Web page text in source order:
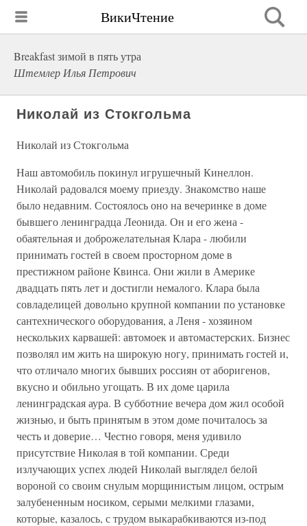
ВикиЧтение
Breakfast зимой в пять утра
Штемлер Илья Петрович
Николай из Стокгольма
Николай из Стокгольма
Наш автомобиль покинул игрушечный Кинеллон.
Николай радовался моему приезду. Знакомство наше
было недавним. Состоялось оно на вечеринке в доме
бывшего ленинградца Леонида. Он и его жена -
обаятельная и доброжелательная Клара - любили
принимать гостей в своем просторном доме в
престижном районе Квинса. Они жили в Америке
двадцать пять лет и достигли немалого. Клара была
совладелицей довольно крупной компании по установке
сантехнического оборудования, а Леня - хозяином
нескольких карвашей: автомоек и автомастерских. Бизнес
позволял им жить на широкую ногу, принимать гостей и,
что отличало многих бывших россиян от аборигенов,
вкусно и обильно угощать. В их доме царила
ленинградская аура. В субботние вечера дом жил особой
жизнью, и быть принятым в этом доме почиталось за
честь и доверие… Честно говоря, меня удивило
присутствие Николая в той компании. Среди
излучающих успех людей Николай выглядел белой
вороной со своим снулым морщинистым лицом, острым
залубененным носиком, серыми мелкими глазами,
которые, казалось, с трудом выкарабкиваются из-под